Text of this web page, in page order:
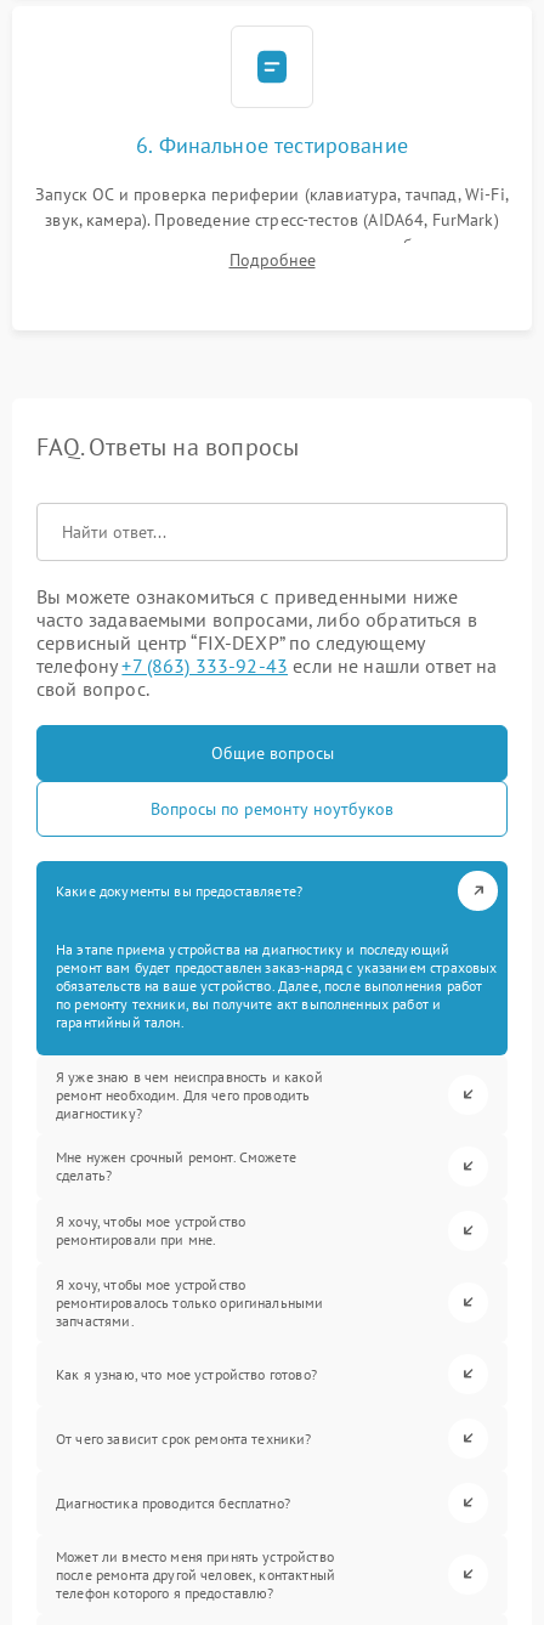
6. Финальное тестирование
Запуск ОС и проверка периферии (клавиатура, тачпад, Wi-Fi,
звук, камера). Проведение стресс-тестов (AIDA64, FurMark)
для контроля температурного режима и стабильности
системы под пиковой нагрузкой.
Подробнее
FAQ. Ответы на вопросы
Вы можете ознакомиться с приведенными ниже
часто задаваемыми вопросами, либо обратиться в
сервисный центр “FIX-DEXP” по следующему
телефону+7 (863) 333-92-43 если не нашли ответ на
свой вопрос.
Общие вопросы
Вопросы по ремонту ноутбуков
Какие документы вы предоставляете?
На этапе приема устройства на диагностику и последующий
ремонт вам будет предоставлен заказ-наряд с указанием страховых
обязательств на ваше устройство. Далее, после выполнения работ
по ремонту техники, вы получите акт выполненных работ и
гарантийный талон.
Я уже знаю в чем неисправность и какой
ремонт необходим. Для чего проводить
диагностику?
Мне нужен срочный ремонт. Сможете
сделать?
Я хочу, чтобы мое устройство
ремонтировали при мне.
Я хочу, чтобы мое устройство
ремонтировалось только оригинальными
запчастями.
Как я узнаю, что мое устройство готово?
От чего зависит срок ремонта техники?
Диагностика проводится бесплатно?
Может ли вместо меня принять устройство
после ремонта другой человек, контактный
телефон которого я предоставлю?